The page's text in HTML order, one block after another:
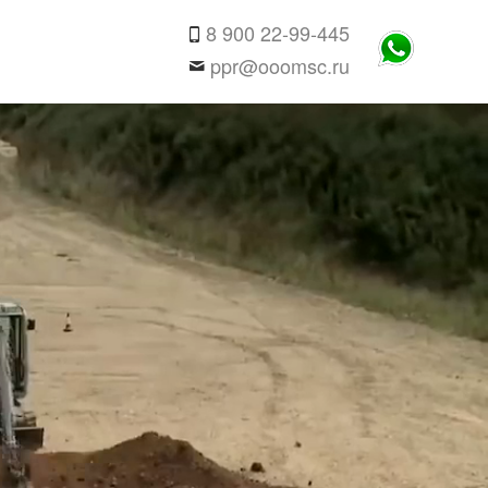
8 900 22-99-445
ppr@ooomsc.ru